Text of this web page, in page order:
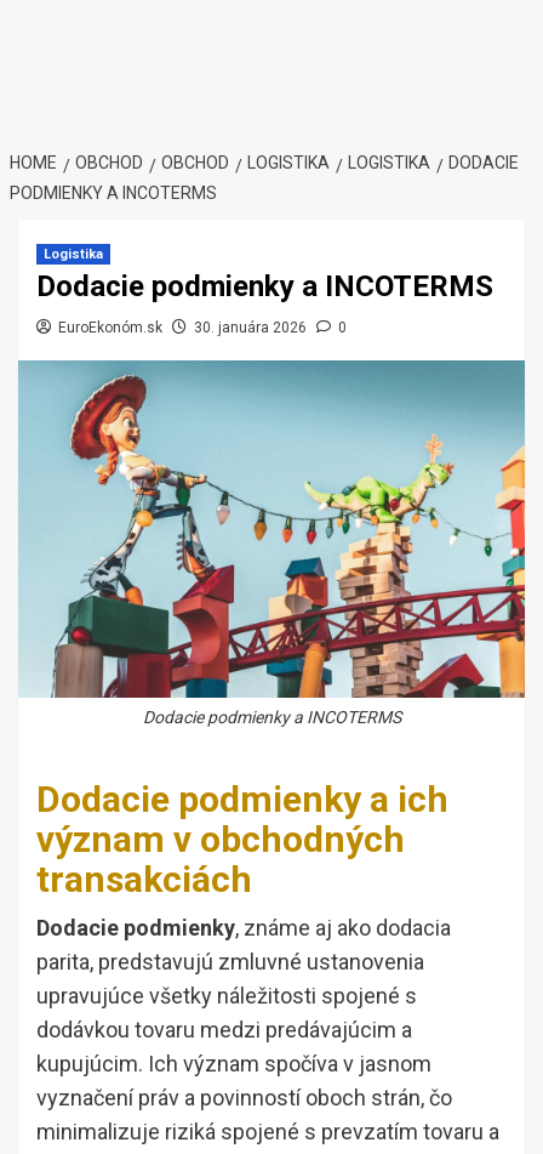
HOME OBCHOD OBCHOD LOGISTIKA LOGISTIKA
DODACIE
PODMIENKY A INCOTERMS
Logistika
Dodacie podmienky a INCOTERMS
EuroEkonóm.sk 30. januára 2026 0
Dodacie podmienky a INCOTERMS
Dodacie podmienky a ich
význam v obchodných
transakciách
Dodacie podmienky, známe aj ako dodacia
parita, predstavujú zmluvné ustanovenia
upravujúce všetky náležitosti spojené s
dodávkou tovaru medzi predávajúcim a
kupujúcim. Ich význam spočíva v jasnom
vyznačení práv a povinností oboch strán, čo
minimalizuje riziká spojené s prevzatím tovaru a